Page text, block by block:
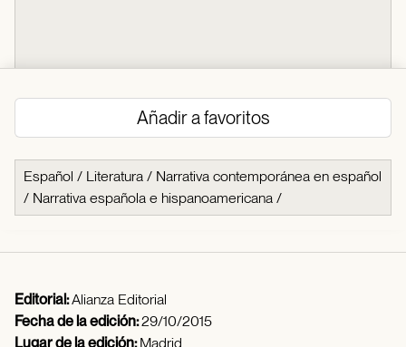
Añadir a favoritos
Español / Literatura / Narrativa contemporánea en español
/ Narrativa española e hispanoamericana /
Editorial:Alianza Editorial
Fecha de la edición:29/10/2015
Lugar de la edición:Madrid